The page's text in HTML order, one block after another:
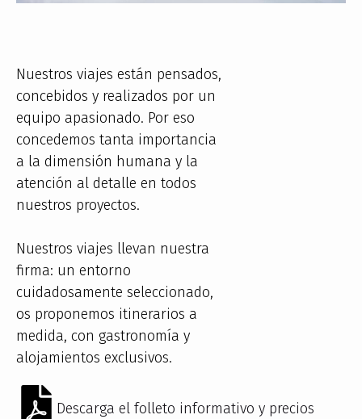
Nuestros viajes están pensados,
concebidos y realizados por un
equipo apasionado. Por eso
concedemos tanta importancia
a la dimensión humana y la
atención al detalle en todos
nuestros proyectos.
Nuestros viajes llevan nuestra
firma: un entorno
cuidadosamente seleccionado,
os proponemos itinerarios a
medida, con gastronomía y
alojamientos exclusivos.
Descarga el folleto informativo y precios